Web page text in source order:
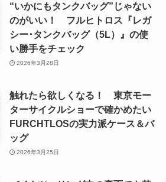
“いかにもタンクバッグ”じゃない
のがいい！ フルヒトロス『レガ
シー･タンクバッグ（5L）』の使
い勝手をチェック
2026年3月28日
触れたら欲しくなる！ 東京モー
ターサイクルショーで確かめたい
FURCHTLOSの実力派ケース＆バ
ッグ
2026年3月25日